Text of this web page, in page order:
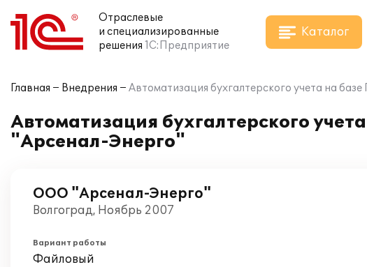
Отраслевые
и специализированные
решения 1С:Предприятие
Каталог
Главная Внедрения Автоматизация бухгалтерского учета на
Автоматизация бухгалтерского
"Арсенал-Энерго"
ООО "Арсенал-Энерго"
Волгоград, Ноябрь 2007
Вариант работы
Файловый